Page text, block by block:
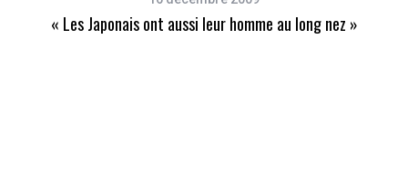
« Les Japonais ont aussi leur homme au long nez »